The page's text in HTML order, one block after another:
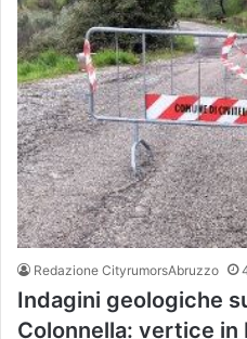
Redazione CityrumorsAbruzzo
Indagini geologiche
Colonnella: vertice in